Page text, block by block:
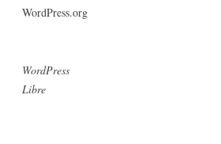
WordPress.org
WordPress
Libre